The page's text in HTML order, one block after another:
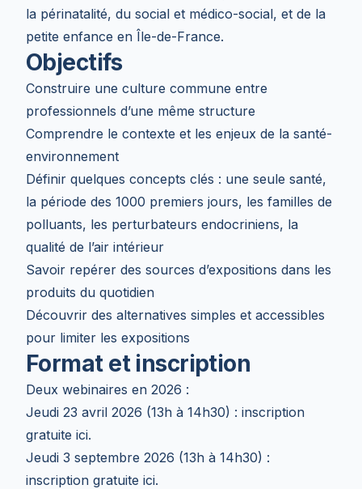
la périnatalité, du social et médico-social, et de la
petite enfance en Île-de-France.
Objectifs
Construire une culture commune entre
professionnels d’une même structure
Comprendre le contexte et les enjeux de la santé-
environnement
Définir quelques concepts clés : une seule santé,
la période des 1000 premiers jours, les familles de
polluants, les perturbateurs endocriniens, la
qualité de l’air intérieur
Savoir repérer des sources d’expositions dans les
produits du quotidien
Découvrir des alternatives simples et accessibles
pour limiter les expositions
Format et inscription
Deux webinaires en 2026 :
Jeudi 23 avril 2026 (13h à 14h30) : inscription
gratuite ici.
Jeudi 3 septembre 2026 (13h à 14h30) :
inscription gratuite ici.